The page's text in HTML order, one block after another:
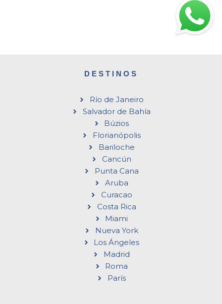
DESTINOS
Río de Janeiro
Salvador de Bahía
Búzios
Florianópolis
Bariloche
Cancún
Punta Cana
Aruba
Curacao
Costa Rica
Miami
Nueva York
Los Ángeles
Madrid
Roma
París